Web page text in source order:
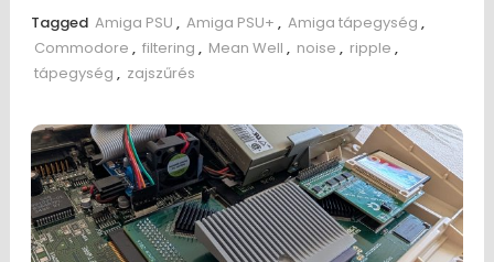
Tagged Amiga PSU , Amiga PSU+ , Amiga tápegység ,
Commodore , filtering , Mean Well , noise , ripple ,
tápegység , zajszűrés